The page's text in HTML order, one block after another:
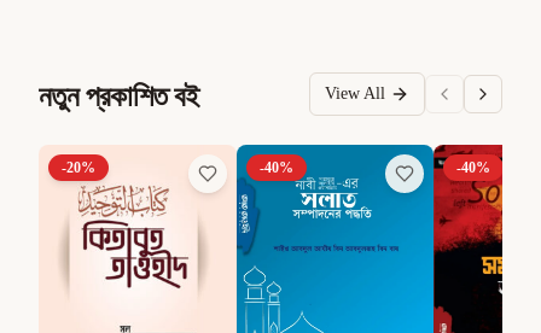
নতুন প্রকাশিত বই View All
-20% -40% -40%